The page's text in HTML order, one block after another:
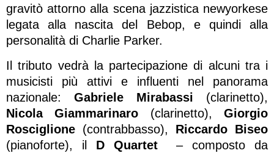
gravitò attorno alla scena jazzistica newyorkese
legata alla nascita del Bebop, e quindi alla
personalità di Charlie Parker.
Il tributo vedrà la partecipazione di alcuni tra i
musicisti più attivi e influenti nel panorama
nazionale: Gabriele Mirabassi (clarinetto),
Nicola Giammarinaro (clarinetto),Giorgio
Rosciglione (contrabbasso), Riccardo Biseo
(pianoforte), il D Quartet – composto da